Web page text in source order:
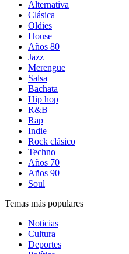
Alternativa
Clásica
Oldies
House
Años 80
Jazz
Merengue
Salsa
Bachata
Hip hop
R&B
Rap
Indie
Rock clásico
Techno
Años 70
Años 90
Soul
Temas más populares
Noticias
Cultura
Deportes